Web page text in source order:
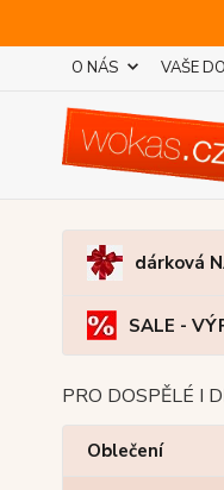
O NÁS VAŠE
dárková
SALE -
PRO DOSPĚLÉ I
Oblečení